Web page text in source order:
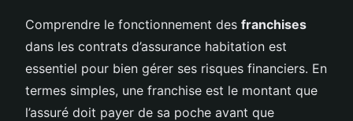
Comprendre le fonctionnement des franchises
dans les contrats d’assurance habitation est
essentiel pour bien gérer ses risques financiers. En
termes simples, une franchise est le montant que
l’assuré doit payer de sa poche avant que